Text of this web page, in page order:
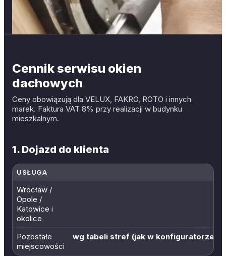
Cennik serwisu okien
dachowych
Ceny obowiązują dla VELUX, FAKRO, ROTO i innych
marek. Faktura VAT 8% przy realizacji w budynku
mieszkalnym.
1. Dojazd do klienta
USŁUGA
Wrocław /
Opole /
Katowice i
okolice
Pozostałe
miejscowości
wg tabeli stref (jak w konfiguratorze